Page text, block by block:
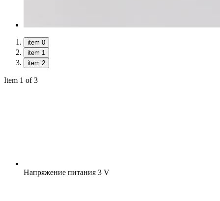
item 0
item 1
item 2
Item 1 of 3
Напряжение питания 3 V